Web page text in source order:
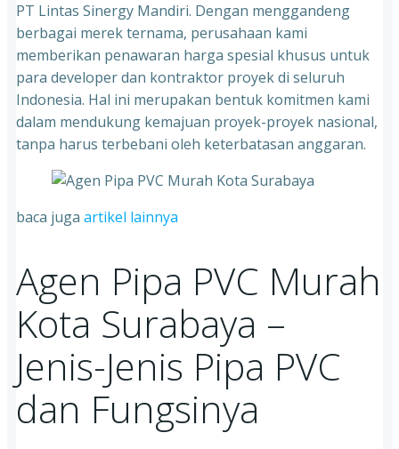
PT Lintas Sinergy Mandiri. Dengan menggandeng
berbagai merek ternama, perusahaan kami
memberikan penawaran harga spesial khusus untuk
para developer dan kontraktor proyek di seluruh
Indonesia. Hal ini merupakan bentuk komitmen kami
dalam mendukung kemajuan proyek-proyek nasional,
tanpa harus terbebani oleh keterbatasan anggaran.
baca juga artikel lainnya
Agen Pipa PVC Murah
Kota Surabaya –
Jenis-Jenis Pipa PVC
dan Fungsinya